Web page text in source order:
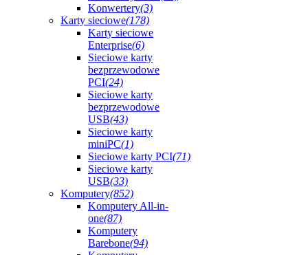
Konwertery(3)
Karty sieciowe(178)
Karty sieciowe
Enterprise(6)
Sieciowe karty
bezprzewodowe
PCI(24)
Sieciowe karty
bezprzewodowe
USB(43)
Sieciowe karty
miniPC(1)
Sieciowe karty PCI(71)
Sieciowe karty
USB(33)
Komputery(852)
Komputery All-in-
one(87)
Komputery
Barebone(94)